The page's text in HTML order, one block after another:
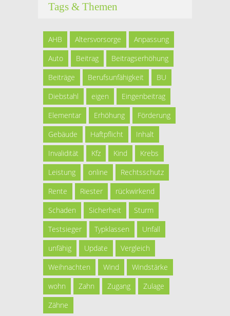
Tags & Themen
AHB Altersvorsorge
Anpassung
Auto
Beitrag
Beitragserhöhung
Beiträge
Berufsunfähigkeit
BU
Diebstahl
eigen
Eingenbeitrag
Elementar
Erhöhung
Förderung
Gebäude
Haftpflicht
Inhalt
Invalidität
Kfz Kind
Krebs
Leistung
online
Rechtsschutz
Rente
Riester
rückwirkend
Schaden
Sicherheit
Sturm
Testsieger
Typklassen
Unfall
unfähig
Update
Vergleich
Weihnachten
Wind
Windstärke
wohn
Zahn Zugang
Zulage
Zähne